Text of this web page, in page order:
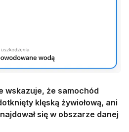
wskazuje, że samochód
klęską żywiołową, ani
się w obszarze danej